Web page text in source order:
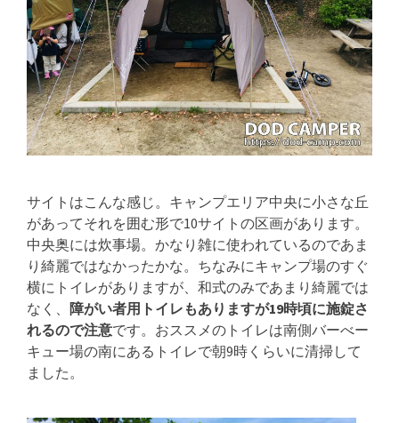
サイトはこんな感じ。キャンプエリア中央に小さな丘
があってそれを囲む形で10サイトの区画があります。
中央奥には炊事場。かなり雑に使われているのであま
り綺麗ではなかったかな。ちなみにキャンプ場のすぐ
横にトイレがありますが、和式のみであまり綺麗では
なく、 障がい者用トイレもありますが19時頃に施錠さ
れるので注意です。おススメのトイレは南側バーべー
キュー場の南にあるトイレで朝9時くらいに清掃して
ました。